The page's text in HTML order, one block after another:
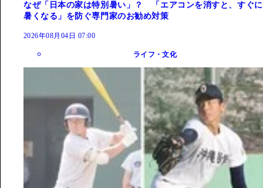
なぜ「日本の家は特別暑い」？ 「エアコンを消すと、すぐに
暑くなる」を防ぐ専門家のお勧め対策
2026年08月04日 07:00
ライフ・文化